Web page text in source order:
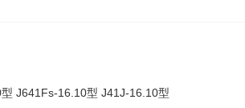
J641Fs-16.10型 J41J-16.10型